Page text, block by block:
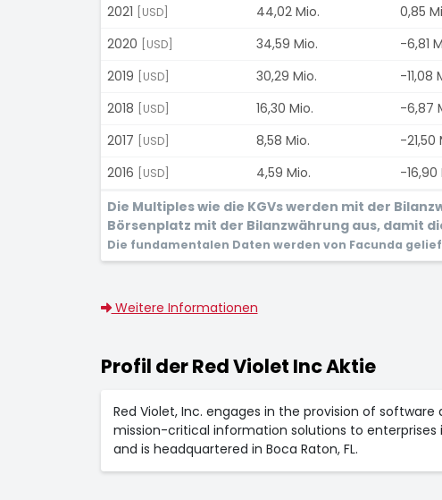
2021
[USD] 44,02 Mio. 0,85
2020
[USD] 34,59 Mio. -6,81
2019
[USD] 30,29 Mio. -11,08
2018
[USD] 16,30 Mio. -6,87
2017
[USD] 8,58 Mio. -21,50
2016
[USD] 4,59 Mio. -16,90
Die Multiples wie die KGVs werden mit der
Börsenplatz mit der Bilanzwährung aus, damit
Die fundamentalen Daten werden von Facunda
Weitere Informationen
Profil der Red Violet Inc Aktie
Red Violet, Inc. engages in the provision of
mission-critical information solutions to enterprises
and is headquartered in Boca Raton, FL.